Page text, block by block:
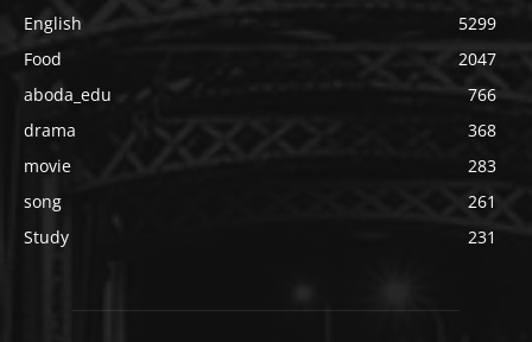
English
5299
Food
2047
aboda_edu
766
drama
368
movie
283
song
261
Study
231